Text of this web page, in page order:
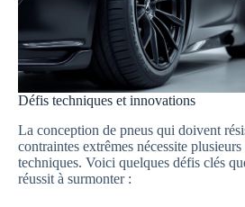
Défis techniques et innovations
La conception de pneus qui doivent
contraintes extrêmes nécessite
techniques. Voici quelques défis clés
réussit à surmonter :